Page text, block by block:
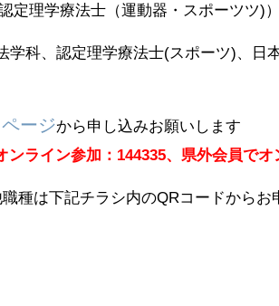
理学療法士（運動器・スポーツツ)）
科、認定理学療法士(スポーツ)、日
ージから申し込みお願いします
ライン参加：144335、県外会員でオ
は下記チラシ内のQRコードからお